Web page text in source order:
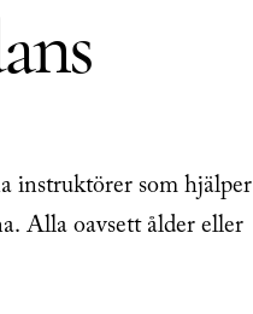
instruktörer som hjälper
Alla oavsett ålder eller